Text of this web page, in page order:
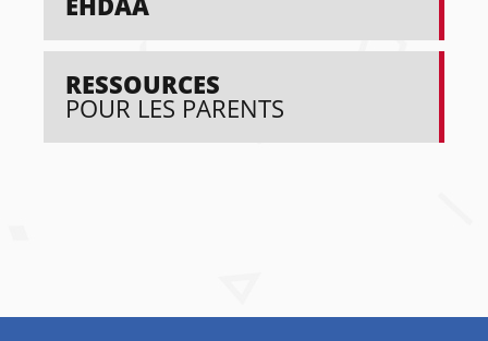
RESSOURCES
POUR LES PARENTS